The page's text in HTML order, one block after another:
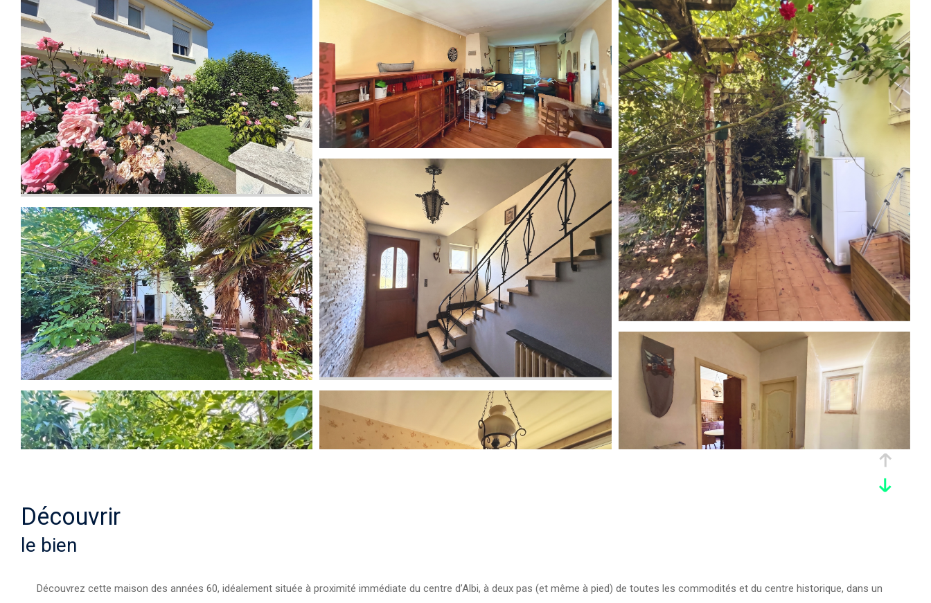
découvrir
le bien
Découvrez cette maison des années 60, idéalement située à proximité immédiate du centre d’Albi, à deux pas (et même à pied) de toutes les commodités et du centre historique, dans un